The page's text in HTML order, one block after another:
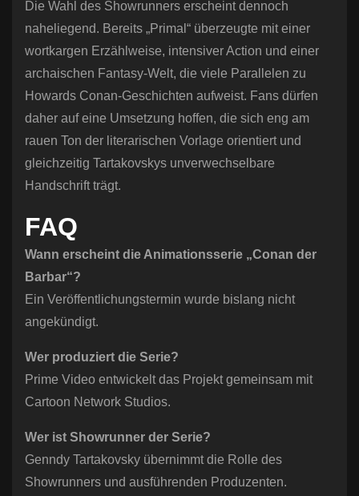
Die Wahl des Showrunners erscheint dennoch
naheliegend. Bereits „Primal“ überzeugte mit einer
wortkargen Erzählweise, intensiver Action und einer
archaischen Fantasy-Welt, die viele Parallelen zu
Howards Conan-Geschichten aufweist. Fans dürfen
daher auf eine Umsetzung hoffen, die sich eng am
rauen Ton der literarischen Vorlage orientiert und
gleichzeitig Tartakovskys unverwechselbare
Handschrift trägt.
FAQ
Wann erscheint die Animationsserie „Conan der
Barbar“?
Ein Veröffentlichungstermin wurde bislang nicht
angekündigt.
Wer produziert die Serie?
Prime Video entwickelt das Projekt gemeinsam mit
Cartoon Network Studios.
Wer ist Showrunner der Serie?
Genndy Tartakovsky übernimmt die Rolle des
Showrunners und ausführenden Produzenten.